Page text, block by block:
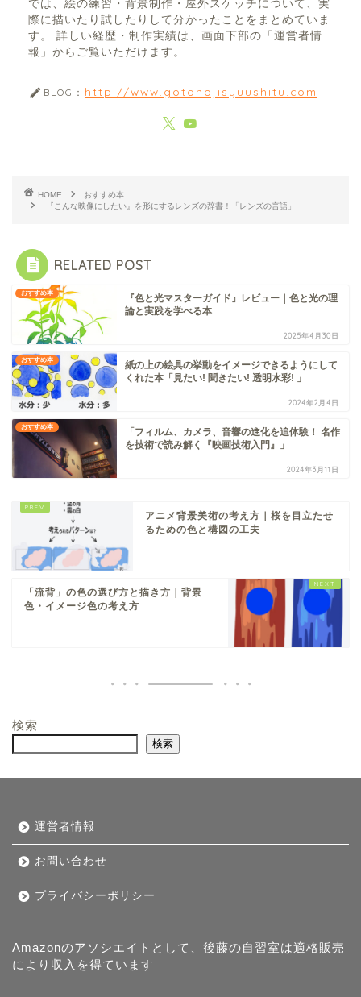
では、絵の練習・背景制作・屋外スケッチについて、実
際に描いたり試したりして分かったことをまとめていま
す。 詳しい経歴・制作実績は、画面下部の「運営者情
報」からご覧いただけます。
BLOG： http://www.gotonojisyuushitu.com
HOME
おすすめ本
『こんな映像にしたい』を形にするレンズの辞書！「レンズの言語」
RELATED POST
おすすめ本
『色と光マスターガイド』レビュー｜色と光の理
論と実践を学べる本
2025年4月30日
おすすめ本
紙の上の絵具の挙動をイメージできるようにして
くれた本「見たい! 聞きたい! 透明水彩! 」
2024年2月4日
おすすめ本
「フィルム、カメラ、音響の進化を追体験！ 名作
を技術で読み解く『映画技術入門』」
2024年3月11日
アニメ背景美術の考え方｜桜を目立たせ
るための色と構図の工夫
「流背」の色の選び方と描き方｜背景
色・イメージ色の考え方
検索
検索
運営者情報
お問い合わせ
プライバシーポリシー
Amazonのアソシエイトとして、後藤の自習室は適格販売
により収入を得ています